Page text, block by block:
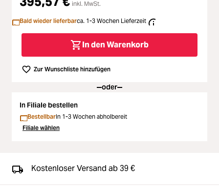
Loading...
Ferngläser
Loading...Second Hand
Loading...
SALE
inkl. MwSt.
Bald wieder lieferbarca. 1-3 Wochen Lieferzeit
In den Warenkorb
Zur Wunschliste hinzufügen
oder
In Filiale bestellen
BestellbarIn 1-3 Wochen abholbereit
Filiale wählen
Kostenloser Versand ab 39 €